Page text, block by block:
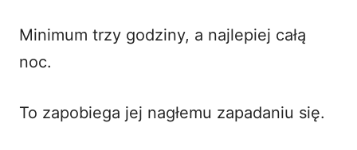
Minimum trzy godziny, a najlepiej całą
noc.
To zapobiega jej nagłemu zapadaniu się.